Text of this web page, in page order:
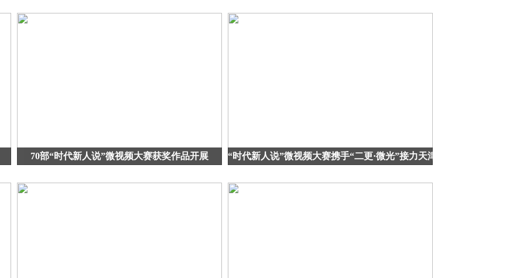
70部“时代新人说”微视频大赛获奖作品开展 “时代新人说”微视频大赛携手“二更·微光”接力天津！